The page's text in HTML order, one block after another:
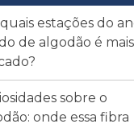
estações do
de algodão é mais
sobre o
onde essa fibra